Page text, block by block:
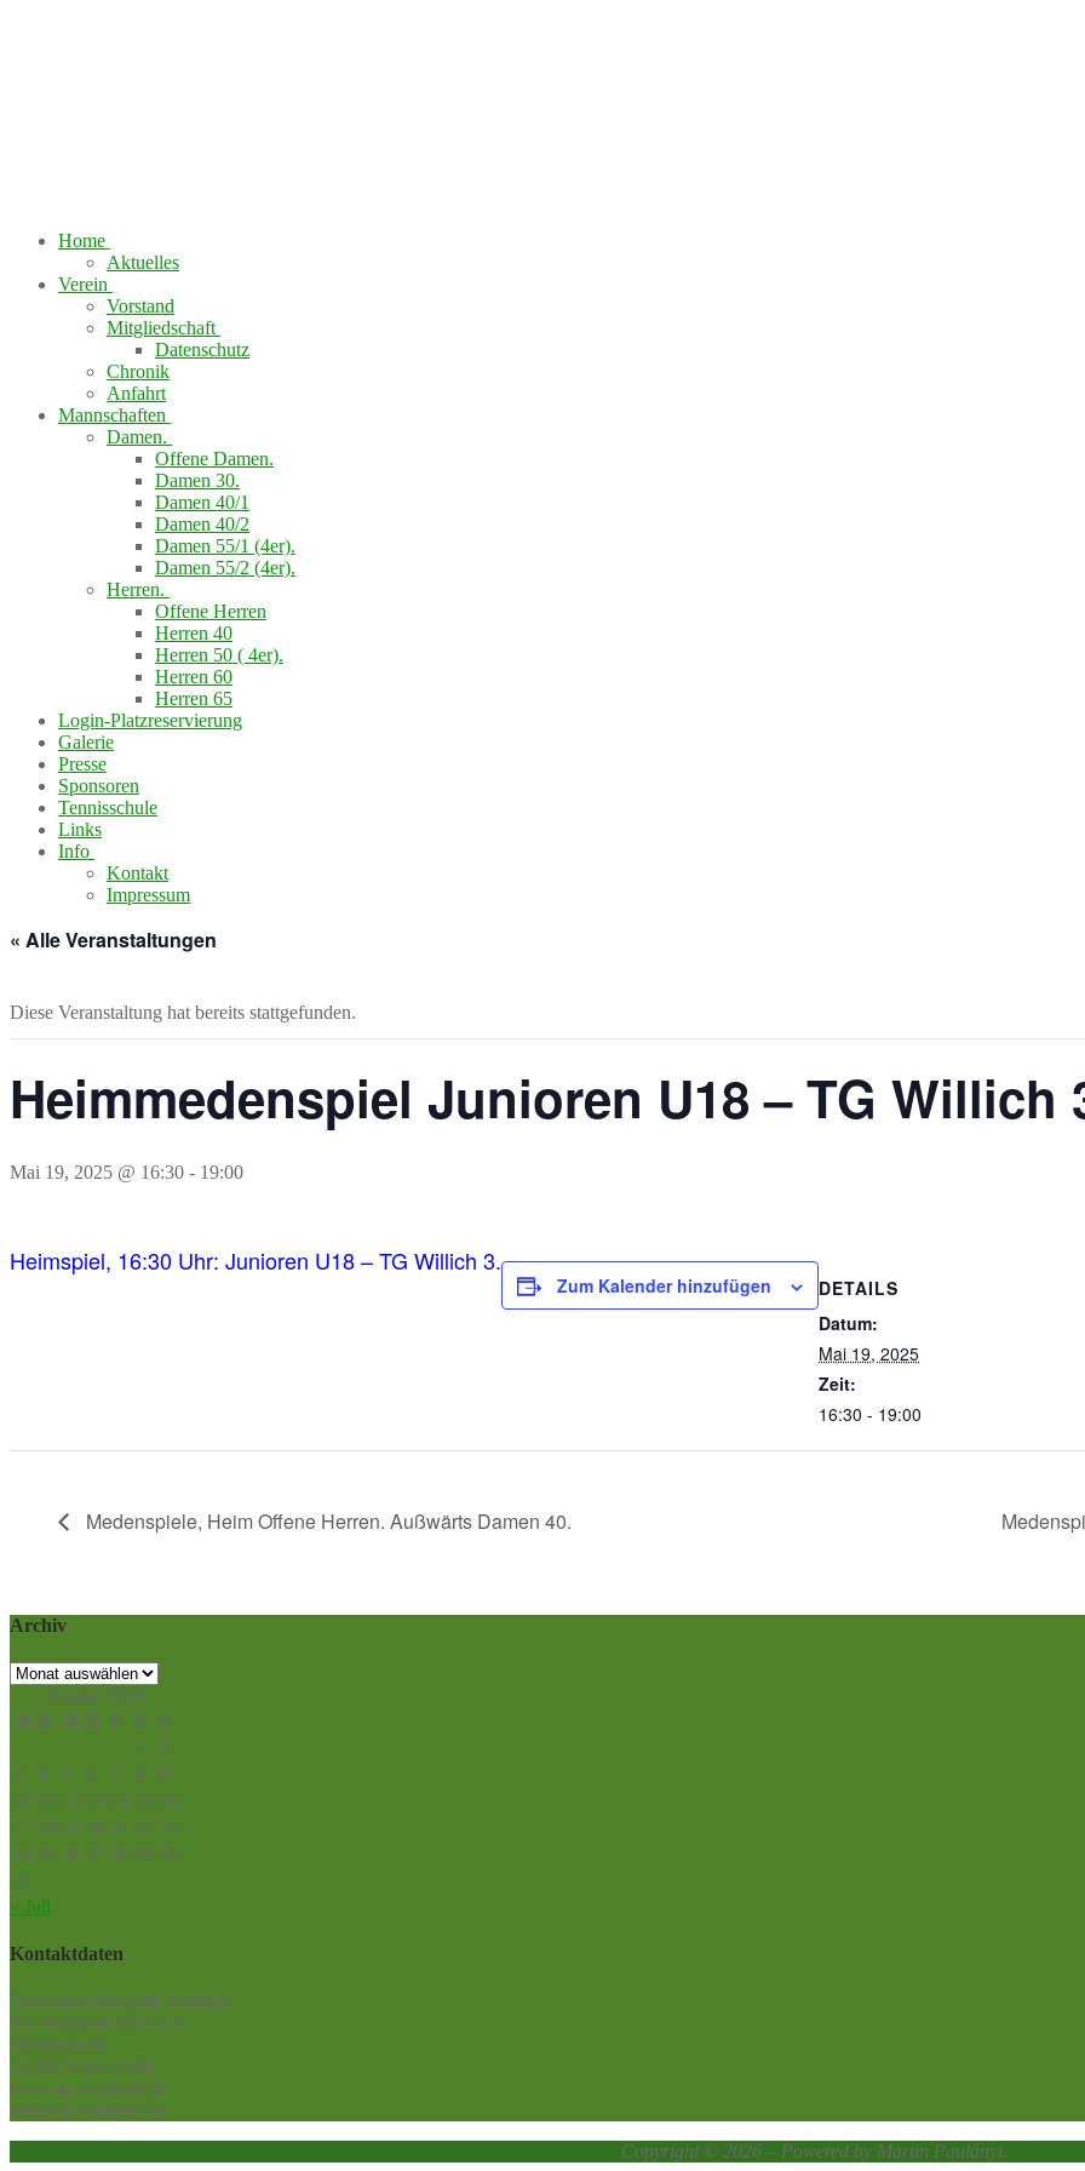
Home
Aktuelles
Verein
Vorstand
Mitgliedschaft
Datenschutz
Chronik
Anfahrt
Mannschaften
Damen.
Offene Damen.
Damen 30.
Damen 40/1
Damen 40/2
Damen 55/1 (4er).
Damen 55/2 (4er).
Herren.
Offene Herren
Herren 40
Herren 50 ( 4er).
Herren 60
Herren 65
Login-Platzreservierung
Galerie
Presse
Sponsoren
Tennisschule
Links
Info
Kontakt
Impressum
« Alle Veranstaltungen
Diese Veranstaltung hat bereits stattgefunden.
Heimmedenspiel Junioren U18 – TG Willich
Mai 19, 2025 @ 16:30 - 19:00
Heimspiel, 16:30 Uhr: Junioren U18 – TG Willich 3.
Zum Kalender hinzufügen
DETAILS
Datum:
Mai 19, 2025
Zeit:
16:30 - 19:00
Medenspiele, Heim Offene Herren. Außwärts Damen 40.
Archiv
Archiv
August 2026
M D M D F S
S
1
2
3
4 5 6 7 8
9
10 11 12 13 14 15 16
17 18 19 20 21 22 23
24 25 26 27 28 29 30
31
« Juli
Kontaktdaten
Tennisgemeinschaft Waldniel
TG Waldniel 1953 e.V.
Weiherstraße
41366 Schwalmtal
www.tg-waldniel.de
info@tg-waldniel.de
Copyright © 2026 – Powered by Martin Paulányi.